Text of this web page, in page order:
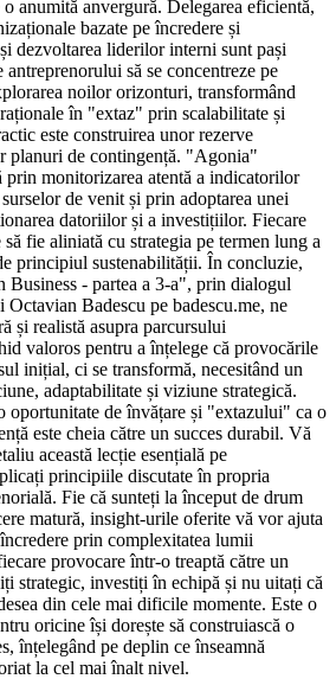
o anumită anvergură. Delegarea eficientă,
bazate pe încredere și
dezvoltarea liderilor interni sunt pași
să se concentreze pe
noilor orizonturi, transformând
în "extaz" prin scalabilitate și
este construirea unor rezerve
planuri de contingență. "Agonia"
prin monitorizarea atentă a indicatorilor
de venit și prin adoptarea unei
datoriilor și a investițiilor. Fiecare
fie aliniată cu strategia pe termen lung a
principiul sustenabilității. În concluzie,
- partea a 3-a", prin dialogul
Badescu pe badescu.me, ne
și realistă asupra parcursului
valoros pentru a înțelege că provocările
inițial, ci se transformă, necesitând un
adaptabilitate și viziune strategică.
oportunitate de învățare și "extazului" ca o
este cheia către un succes durabil. Vă
această lecție esențială pe
principiile discutate în propria
Fie că sunteți la început de drum
matură, insight-urile oferite vă vor ajuta
prin complexitatea lumii
provocare într-o treaptă către un
strategic, investiți în echipă și nu uitați că
din cele mai dificile momente. Este o
oricine își dorește să construiască o
înțelegând pe deplin ce înseamnă
la cel mai înalt nivel.